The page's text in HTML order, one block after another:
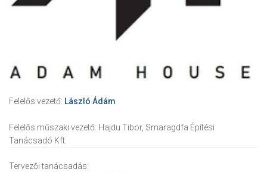
Felelős vezető: László Ádám
Felelős műszaki vezető: Hajdu Tibor, Smaragdfa Építési
Tanácsadó Kft.
Tervezői tanácsadás: